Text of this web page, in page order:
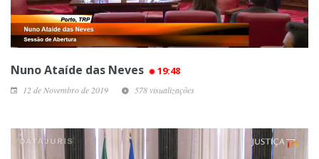
Nuno Ataíde das Neves 19:48
12 de Novembro de 2019 578 visualizações